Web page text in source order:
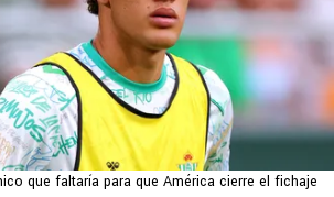
que faltaría para que América cierre el fichaje